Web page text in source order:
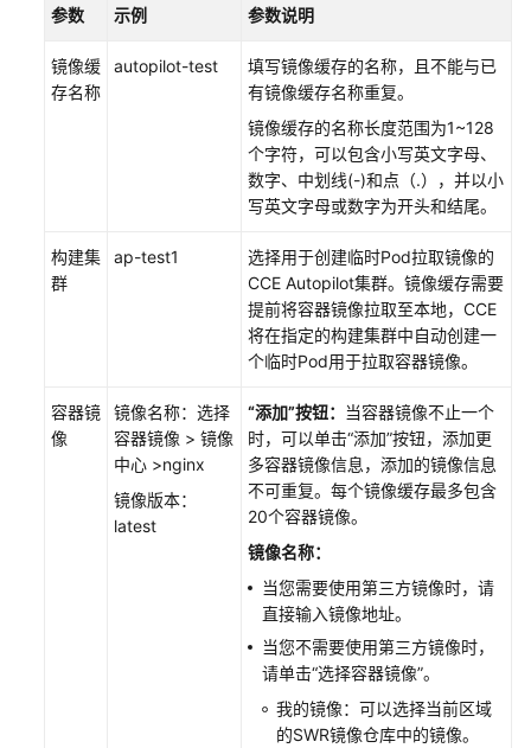
项
密
钥
（Helm
Chart）
参数 示例 参数说明
镜像缓
存名称
autopilot-test
填写镜像缓存的名称，且不能与已
有镜像缓存名称重复。
镜像缓存的名称长度范围为1~128
个字符，可以包含小写英文字母、
数字、中划线(-)和点（.），并以小
写英文字母或数字为开头和结尾。
构建集
群
ap-test1
选择用于创建临时Pod拉取镜像的
CCE Autopilot集群。镜像缓存需要
提前将容器镜像拉取至本地，CCE
将在指定的构建集群中自动创建一
个临时Pod用于拉取容器镜像。
容器镜
像
镜像名称：选择
容器镜像 > 镜像
中心 >nginx
镜像版本：
latest
“添加”按钮： 当容器镜像不止一个
时，可以单击“添加”按钮，添加更
多容器镜像信息，添加的镜像信息
不可重复。每个镜像缓存最多包含
20个容器镜像。
镜像名称：
当您需要使用第三方镜像时，请
直接输入镜像地址。
当您不需要使用第三方镜像时，
请单击“选择容器镜像”。
我的镜像：可以选择当前区域
的SWR镜像仓库中的镜像。